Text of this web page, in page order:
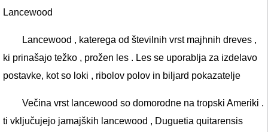
Lancewood
Lancewood , katerega od številnih vrst majhnih dreves ,
ki prinašajo težko , prožen les . Les se uporablja za izdelavo
postavke, kot so loki , ribolov polov in biljard pokazatelje
Večina vrst lancewood so domorodne na tropski Ameriki .
ti vključujejo jamajških lancewood , Duguetia quitarensis